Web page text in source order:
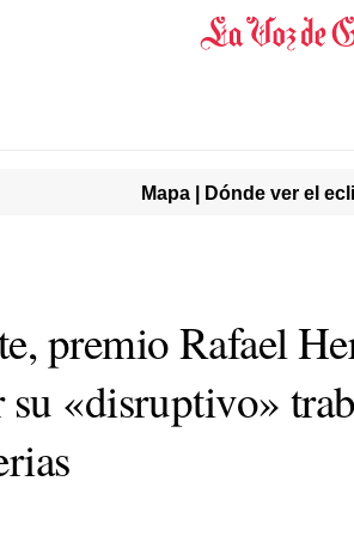
Mapa | Dónde ver el
premio Rafael
«disruptivo»